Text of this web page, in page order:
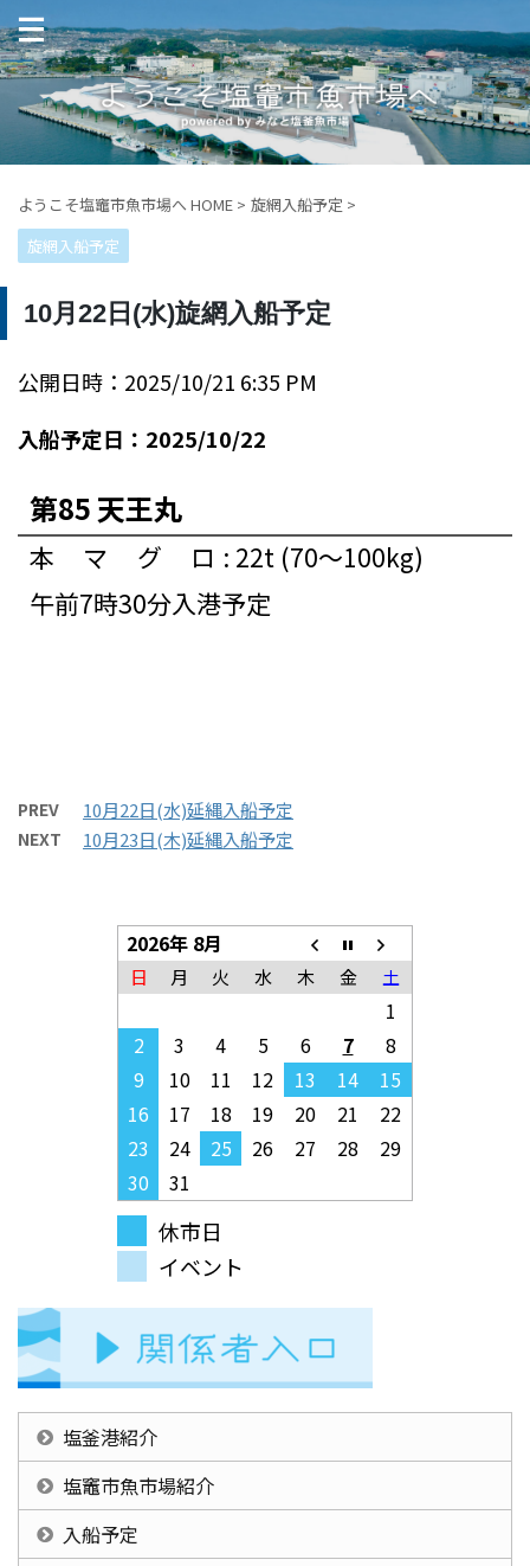
ようこそ塩竈市魚市場へ HOME > 旋網入船予定 >
旋網入船予定
10月22日(水)旋網入船予定
公開日時：2025/10/21 6:35 PM
入船予定日：2025/10/22
第85 天王丸
本マグロ : 22t (70～100kg)
午前7時30分入港予定
PREV 10月22日(水)延縄入船予定
NEXT 10月23日(木)延縄入船予定
2026年 8月
日 月 火 水 木 金 土
1
2
3 4 5 6 7
8
9
10 11 12 13 14
15
16
17 18 19 20 21
22
23
24 25 26 27 28
29
30
31
休市日
イベント
塩釜港紹介
塩竈市魚市場紹介
入船予定